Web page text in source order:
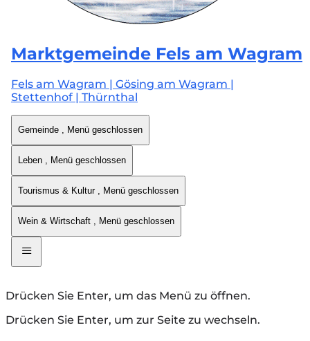
Marktgemeinde Fels am Wagram
Fels am Wagram | Gösing am Wagram |
Stettenhof | Thürnthal
Gemeinde , Menü geschlossen
Leben , Menü geschlossen
Tourismus & Kultur , Menü geschlossen
Wein & Wirtschaft , Menü geschlossen
Drücken Sie Enter, um das Menü zu öffnen.
Drücken Sie Enter, um zur Seite zu wechseln.